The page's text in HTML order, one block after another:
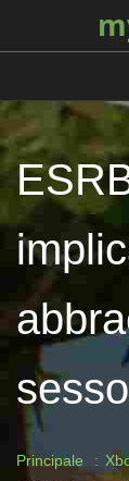
sesso
Principale